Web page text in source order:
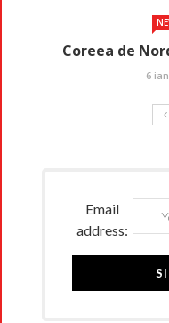
Coreea de
6
Email
address: